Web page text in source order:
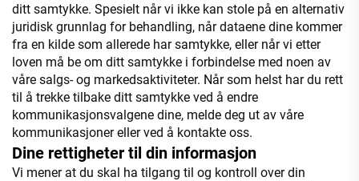
ditt samtykke. Spesielt når vi ikke kan stole på en alternativ
juridisk grunnlag for behandling, når dataene dine kommer
fra en kilde som allerede har samtykke, eller når vi etter
loven må be om ditt samtykke i forbindelse med noen av
våre salgs- og markedsaktiviteter. Når som helst har du rett
til å trekke tilbake ditt samtykke ved å endre
kommunikasjonsvalgene dine, melde deg ut av våre
kommunikasjoner eller ved å kontakte oss.
Dine rettigheter til din informasjon
Vi mener at du skal ha tilgang til og kontroll over din